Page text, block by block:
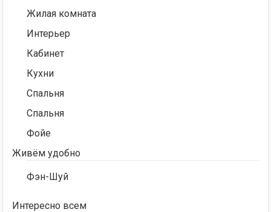
Жилая комната
Интерьер
Кабинет
Кухни
Спальня
Спальня
Фойе
Живём удобно
Фэн-Шуй
Интересно всем